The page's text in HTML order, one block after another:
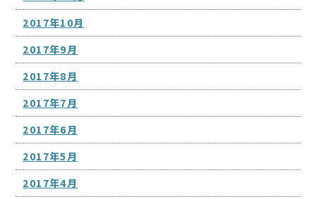
2017年10月
2017年9月
2017年8月
2017年7月
2017年6月
2017年5月
2017年4月